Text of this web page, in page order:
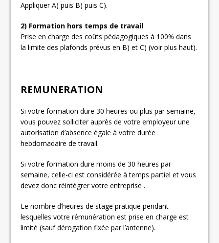
Appliquer A) puis B) puis C).
2) Formation hors temps de travail
Prise en charge des coûts pédagogiques à 100% dans
la limite des plafonds prévus en B) et C) (voir plus haut).
REMUNERATION
Si votre formation dure 30 heures ou plus par semaine,
vous pouvez solliciter auprès de votre employeur une
autorisation d’absence égale à votre durée
hebdomadaire de travail.
Si votre formation dure moins de 30 heures par
semaine, celle-ci est considérée à temps partiel et vous
devez donc réintégrer votre entreprise .
Le nombre d’heures de stage pratique pendant
lesquelles votre rémunération est prise en charge est
limité (sauf dérogation fixée par l’antenne).